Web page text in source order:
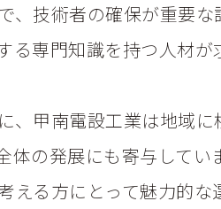
、技術者の確保が重要
る専門知識を持つ人材が
、甲南電設工業は地域
体の発展にも寄与して
える方にとって魅力的な